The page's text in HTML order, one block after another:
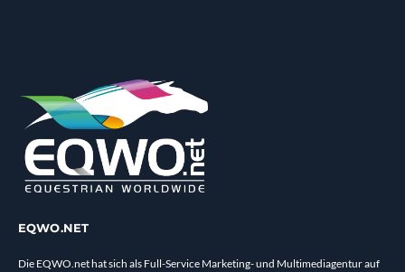
EQWO.NET
Die EQWO.net hat sich als Full-Service Marketing- und Multimediagentur auf